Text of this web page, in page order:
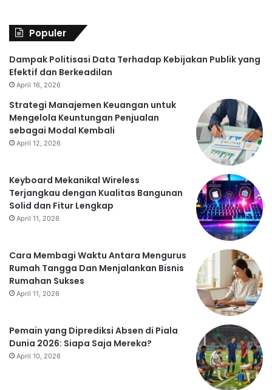
Populer
Dampak Politisasi Data Terhadap Kebijakan Publik yang
Efektif dan Berkeadilan
April 16, 2026
Strategi Manajemen Keuangan untuk
Mengelola Keuntungan Penjualan
sebagai Modal Kembali
April 12, 2026
Keyboard Mekanikal Wireless
Terjangkau dengan Kualitas Bangunan
Solid dan Fitur Lengkap
April 11, 2026
Cara Membagi Waktu Antara Mengurus
Rumah Tangga Dan Menjalankan Bisnis
Rumahan Sukses
April 11, 2026
Pemain yang Diprediksi Absen di Piala
Dunia 2026: Siapa Saja Mereka?
April 10, 2026